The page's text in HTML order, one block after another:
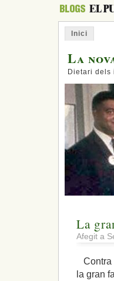
Inici
La
Dietari dels
La
Afegit a
Contra
la gran